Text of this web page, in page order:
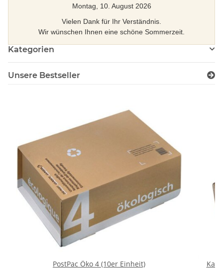
Montag, 10. August 2026
Vielen Dank für Ihr Verständnis.
Wir wünschen Ihnen eine schöne Sommerzeit.
Kategorien
Unsere Bestseller
PostPac Öko 4 (10er Einheit)